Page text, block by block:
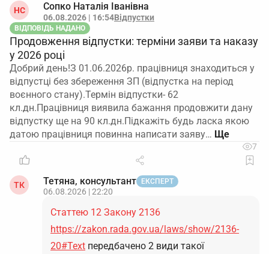
НС Сопко Наталія Іванівна
06.08.2026 | 16:54Відпустки
ВІДПОВІДЬ НАДАНО
Продовження відпустки: терміни заяви та наказу
у 2026 році
Добрий день!З 01.06.2026р. працівниця знаходиться у
відпустці без збереження ЗП (відпустка на період
воєнного стану).Термін відпустки- 62
кл.дн.Працівниця виявила бажання продовжити дану
відпустку ще на 90 кл.дн.Підкажіть будь ласка якою
датою працівниця повинна написати заяву…
7
ТК Тетяна, консультант ЕКСПЕРТ
06.08.2026 | 22:20
Статтею 12 Закону 2136
https://zakon.rada.gov.ua/laws/show/2136-
20#Text передбачено 2 види такої